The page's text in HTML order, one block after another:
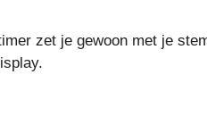
zet je gewoon met je